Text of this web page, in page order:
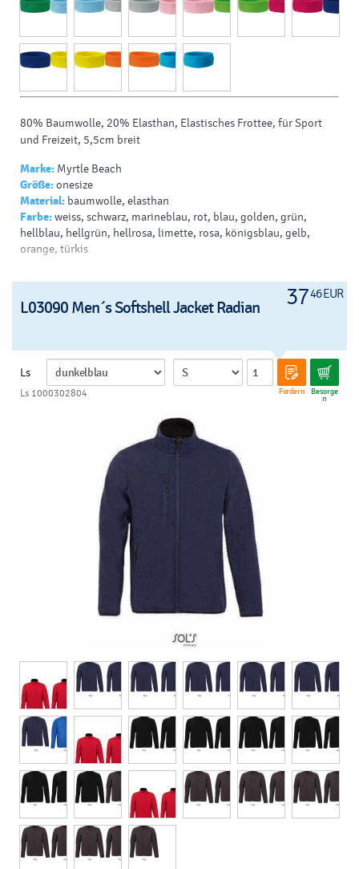
80% Baumwolle, 20% Elasthan, Elastisches Frottee, für Sport
und Freizeit, 5,5cm breit
Marke: Myrtle Beach
Größe:onesize
Material: baumwolle, elasthan
Farbe:weiss, schwarz, marineblau, rot, blau, golden, grün,
hellblau, hellgrün, hellrosa, limette, rosa, königsblau, gelb,
orange, türkis
3746 EUR
L03090 Men´s Softshell Jacket Radian
Ls
Fordern Besorge
n
Ls 1000302804